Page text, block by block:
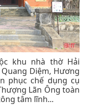
khu nhà thờ Hải
Diệm, Hương
phục chế dụng cụ
Lãn Ông toàn
tâm lĩnh...